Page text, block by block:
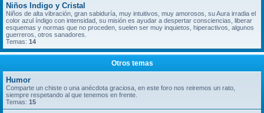
Niños Indigo y Cristal
Niños de alta vibración, gran sabiduría, muy intuitivos, muy amorosos, su Aura irradia el
color azul índigo con intensidad, su misión es ayudar a despertar consciencias, liberar
esquemas y normas que no proceden, suelen ser muy inquietos, hiperactivos, algunos
guerreros, otros sanadores.
Temas: 14
Otros temas
Humor
Comparte un chiste o una anécdota graciosa, en este foro nos reiremos un rato,
siempre respetando al que tenemos en frente.
Temas: 15